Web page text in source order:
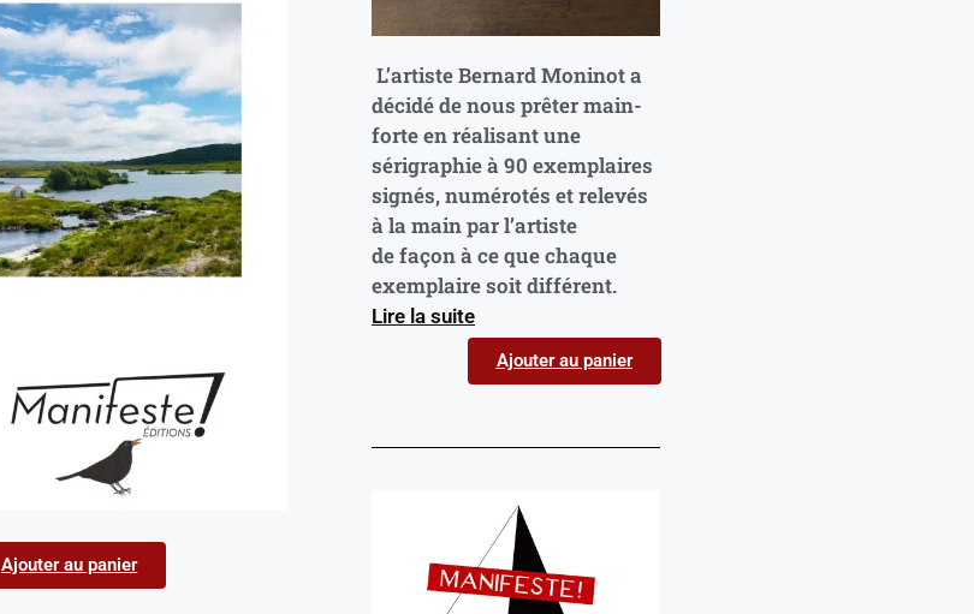
Ajouter au panier
L’artiste Bernard Moninot a
décidé de nous prêter main-
forte en réalisant une
sérigraphie à 90 exemplaires
signés, numérotés et relevés
à la main par l’artiste
de façon à ce que chaque
exemplaire soit différent.
Lire la suite
Ajouter au panier